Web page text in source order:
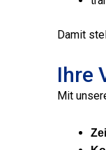
Damit
Ihre
Mit